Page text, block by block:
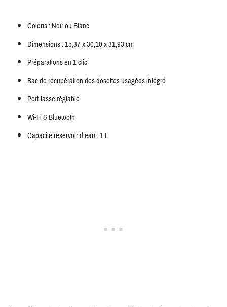
Coloris : Noir ou Blanc
Dimensions : 15,37 x 30,10 x 31,93 cm
Préparations en 1 clic
Bac de récupération des dosettes usagées intégré
Port-tasse réglable
Wi-Fi & Bluetooth
Capacité réservoir d’eau : 1 L